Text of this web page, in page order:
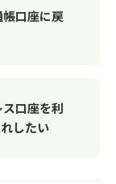
口座に戻
口座を利
したい